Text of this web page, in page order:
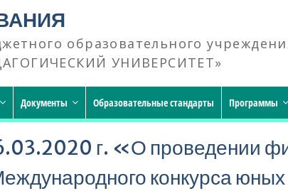
образовательного
УНИВЕРСИТЕТ»
Документы Образовательные стандарты Программы
г. «О проведении
конкурса